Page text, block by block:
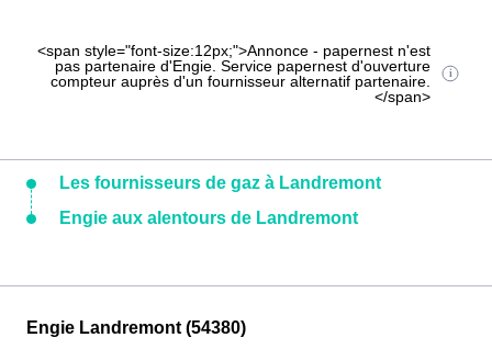
<span style="font-size:12px;">Annonce - papernest n'est
pas partenaire d'Engie. Service papernest d'ouverture
compteur auprès d'un fournisseur alternatif partenaire.
</span>
Les fournisseurs de gaz à Landremont
Engie aux alentours de Landremont
Engie Landremont (54380)